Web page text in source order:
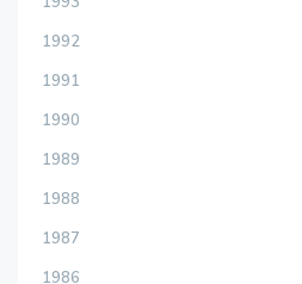
1992
1991
1990
1989
1988
1987
1986